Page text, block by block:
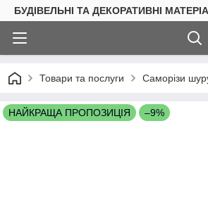
БУДІВЕЛЬНІ ТА ДЕКОРАТИВНІ
Товари та послуги Саморізи
НАЙКРАЩА ПРОПОЗИЦІЯ –9%